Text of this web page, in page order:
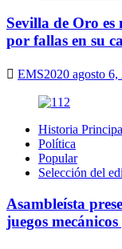
Sevilla de Oro es
por fallas en su
EMS2020 agosto 6,
Historia
Política
Popular
Selección del
Asambleísta
juegos